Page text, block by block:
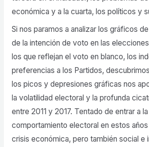
económica y a la cuarta, los políticos y
Si nos paramos a analizar los gráficos
de la intención de voto en las
los que reflejan el voto en blanco, los
preferencias a los Partidos,
los picos y depresiones gráficas nos
la volatilidad electoral y la profunda
entre 2011 y 2017. Tentado de entrar a
comportamiento electoral en estos
crisis económica, pero también social e